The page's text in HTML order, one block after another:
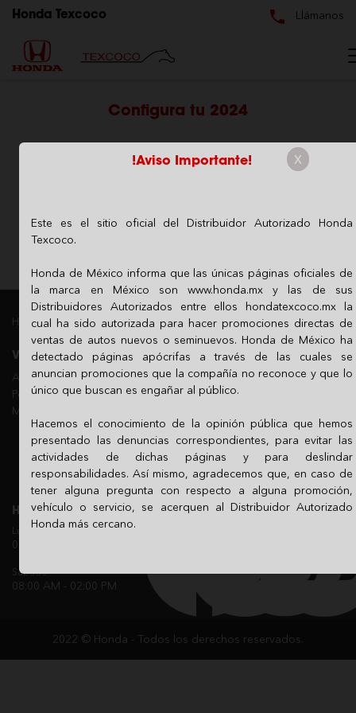
Honda Texcoco Llámanos
Configura tu 2024
2. Colores
3.
4. Cotízalo
x
!Aviso Importante!
Este es el sitio oficial del Distribuidor Autorizado Honda
Texcoco.
Honda de México informa que las únicas páginas oficiales de
la marca en México son www.honda.mx y las de sus
Distribuidores Autorizados entre ellos hondatexcoco.mx la
cual ha sido autorizada para hacer promociones directas de
ventas de autos nuevos o seminuevos. Honda de México ha
detectado páginas apócrifas a través de las cuales se
anuncian promociones que la compañía no reconoce y que lo
único que buscan es engañar al público.
Hacemos el conocimiento de la opinión pública que hemos
presentado las denuncias correspondientes, para evitar las
actividades de dichas páginas y para deslindar
responsabilidades. Así mismo, agradecemos que, en caso de
tener alguna pregunta con respecto a alguna promoción,
vehículo o servicio, se acerquen al Distribuidor Autorizado
Honda más cercano.
Honda Texcoco - Distribuidor Autorizado Honda
Visítanos
Arteaga 205 y 2013, Col. San
Pedro Texcoco Texcoco,
México 56160
Horario de Venta
Lunes a Viernes
09:00 AM - 07:00 PM
Sábado
09:00 AM - 05:00 PM
Domingo
11:00 AM - 05:00 PM
Horario de Servicio
Lunes a Viernes
08:00 AM - 07:00 PM
Sábado
08:00 AM - 02:00 PM
Síguenos en nuestras redes
2022 © Honda - Todos los derechos reservados.